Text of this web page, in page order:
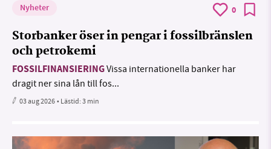
Nyheter 0
Storbanker öser in pengar i fossilbränslen
och petrokemi
FOSSILFINANSIERINGVissa internationella banker har
dragit ner sina lån till fos...
03 aug 2026• Lästid:3 min